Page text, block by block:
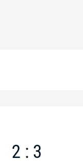
2 : 3